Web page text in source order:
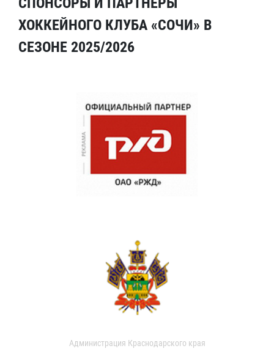
ХОККЕЙНОГО КЛУБА «СОЧИ» В
СЕЗОНЕ 2025/2026
Администрация Краснодарского края